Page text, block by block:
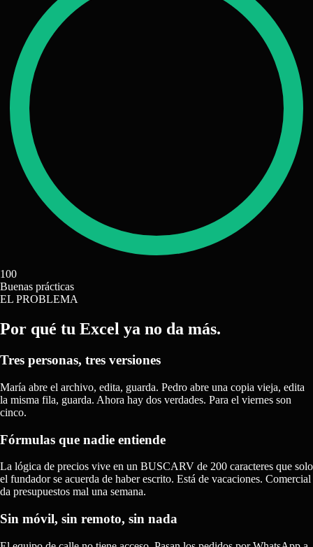
100
Buenas prácticas
EL PROBLEMA
Por qué tu Excel ya no da más.
Tres personas, tres versiones
María abre el archivo, edita, guarda. Pedro abre una copia vieja, edita
la misma fila, guarda. Ahora hay dos verdades. Para el viernes son
cinco.
Fórmulas que nadie entiende
La lógica de precios vive en un BUSCARV de 200 caracteres que solo
el fundador se acuerda de haber escrito. Está de vacaciones. Comercial
da presupuestos mal una semana.
Sin móvil, sin remoto, sin nada